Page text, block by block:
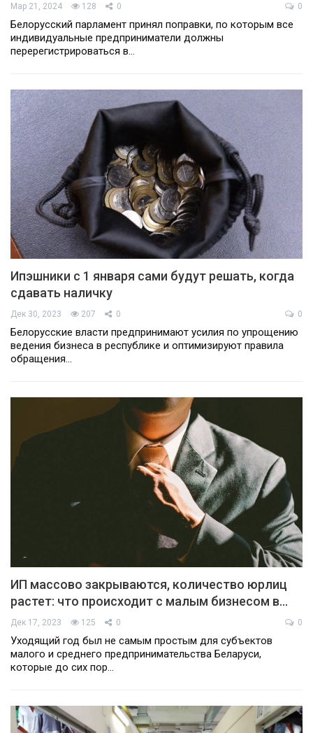
Мар 21, 2024 128 0 0
Белорусский парламент принял поправки, по которым все
индивидуальные предприниматели должны
перерегистрироваться в…
Ипэшники с 1 января сами будут решать, когда
сдавать наличку
Дек 30, 2023 207 0 0
Белорусские власти предпринимают усилия по упрощению
ведения бизнеса в республике и оптимизируют правила
обращения…
ИП массово закрываются, количество юрлиц
растет: что происходит с малым бизнесом в…
Дек 17, 2023 125 0 0
Уходящий год был не самым простым для субъектов
малого и среднего предпринимательства Беларуси,
которые до сих пор…